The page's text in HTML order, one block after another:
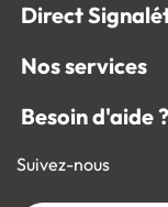
Direct
Nos services
Besoin d'aide ?
Suivez-nous